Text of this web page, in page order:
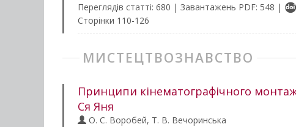
Переглядів статті: 680 | Завантажень PDF: 548 |
Сторінки 110-126
МИСТЕЦТВОЗНАВСТВО
Принципи кінематографічного
Ся Яня
О. С. Воробей, Т. В. Вечоринська